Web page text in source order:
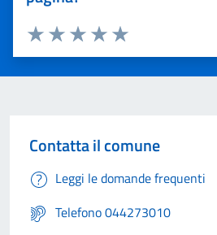
Valuta 5 stelle su 5
Valuta 4 stelle su 5
Valuta 3 stelle su 5
Valuta 2 stelle su 5
Valuta 1 stelle su 5
Contatta il comune
Leggi le domande frequenti
Telefono 044273010